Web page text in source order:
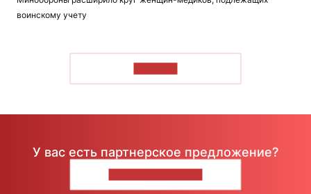
воинскому учету
У вас есть партнерское предложение?